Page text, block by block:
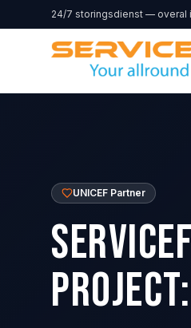
Direct naar inhoud
24/7 storingsdienst — overal
UNICEF Partner